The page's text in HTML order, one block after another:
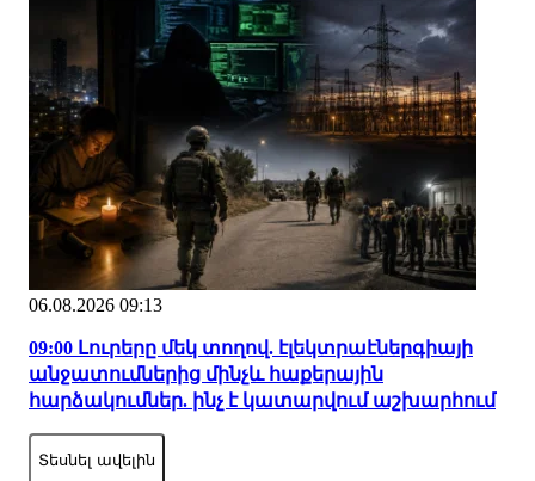
06.08.2026 09:13
09:00 Լուրերը մեկ տողով. էլեկտրաէներգիայի
անջատումներից մինչև հաքերային
հարձակումներ. ինչ է կատարվում աշխարհում
Տեսնել ավելին